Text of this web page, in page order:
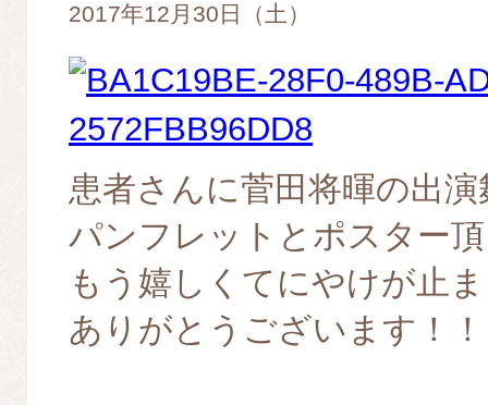
2017年12月30日（土）
患者さんに菅田将暉の出演
パンフレットとポスター
もう嬉しくてにやけが止
ありがとうございます！！